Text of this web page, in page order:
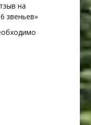
на
звеньев»